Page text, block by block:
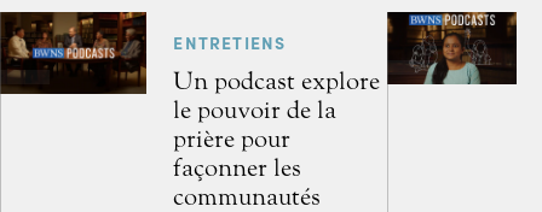
ENTRETIENS
Un podcast explore
le pouvoir de la
prière pour
façonner les
communautés